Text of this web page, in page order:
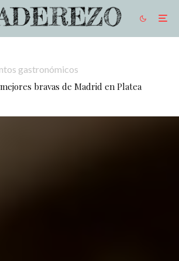
gastronómicos
bravas de Madrid en Platea